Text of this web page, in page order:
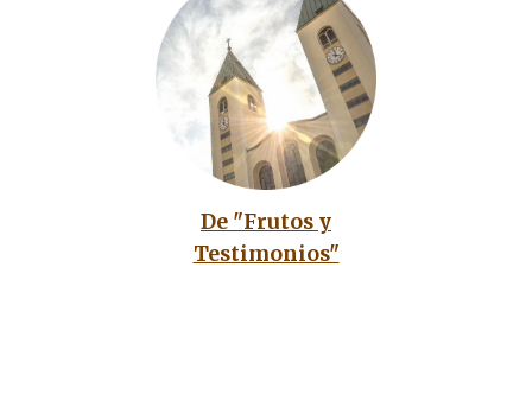
De "Frutos y
Testimonios"